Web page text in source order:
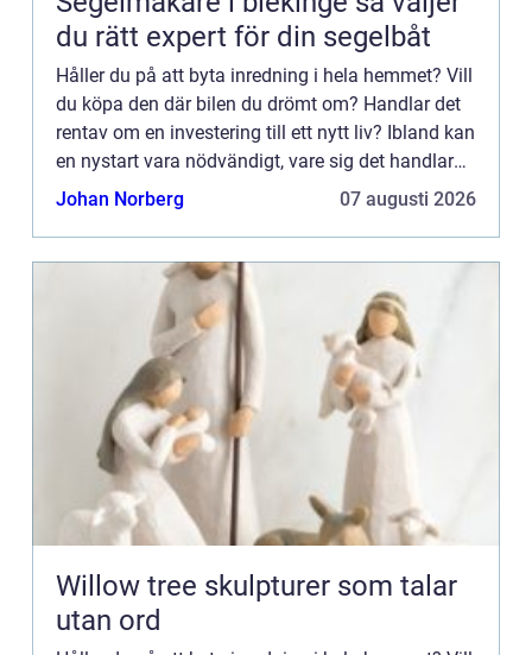
du rätt expert för din segelbåt
Håller du på att byta inredning i hela hemmet? Vill
du köpa den där bilen du drömt om? Handlar det
rentav om en investering till ett nytt liv? Ibland kan
en nystart vara nödvändigt, vare sig det handlar
om hemmet,...
Johan Norberg 07 augusti 2026
Willow tree skulpturer som talar
utan ord